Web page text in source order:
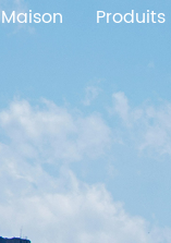
Maison Produits